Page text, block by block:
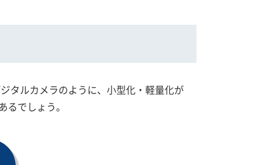
タルカメラのように、小型化・軽量化が
でしょう。